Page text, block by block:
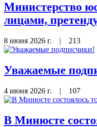
Министерство
лицами,
8 июня 2026 г. | 213
Уважаемые
4 июня 2026 г. | 107
В Минюсте